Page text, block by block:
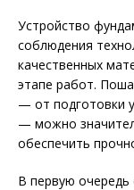
Устройство
соблюдения
качественных
этапе работ.
— от подготовки
— можно
обеспечить
В первую очередь